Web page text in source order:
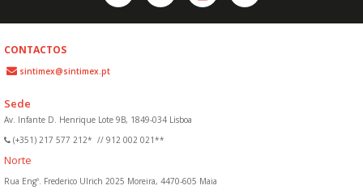
CONTACTOS
sintimex@sintimex.pt
Sede
Av. Infante D. Henrique Lote 9B, 1849-034 Lisboa
(+351) 217 577 212* // 912 002 021**
Norte
Rua Engº. Frederico Ulrich 2025 Moreira, 4470-605 Maia